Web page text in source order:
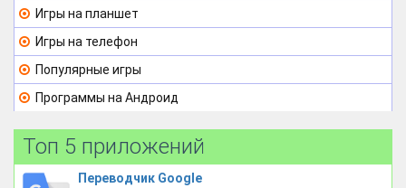
Игры на планшет
Игры на телефон
Популярные игры
Программы на Андроид
Топ 5 приложений
Переводчик Google